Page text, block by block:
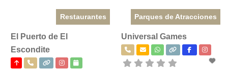
Restaurantes
El Puerto de El
Escondite
Parques de Atracciones
Universal Games